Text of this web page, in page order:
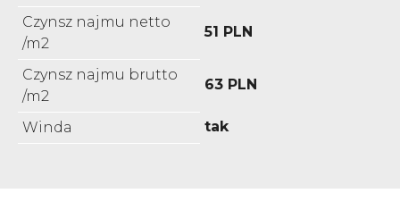
Czynsz najmu netto
/m2
51 PLN
Czynsz najmu brutto
/m2
63 PLN
Winda tak